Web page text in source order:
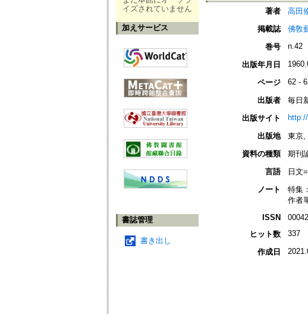
イズされていません
加えサービス
書誌管理
書き出し
著者
高田
掲載誌
佛敎
巻号
n.42
出版年月日
ページ 62 -
出版者
毎日
出版サイト
出版地
東京,
資料の種類
期刊
言語
日文
ノート
特集
作者
ISSN
ヒット数
337
作成日